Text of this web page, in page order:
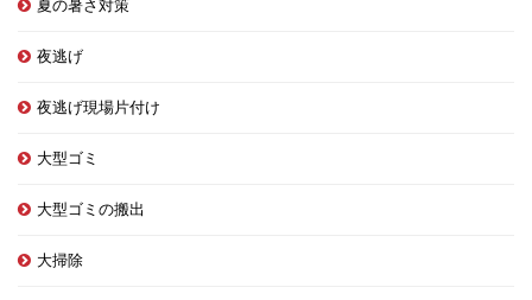
夏の暑さ対策
夜逃げ
夜逃げ現場片付け
大型ゴミ
大型ゴミの搬出
大掃除